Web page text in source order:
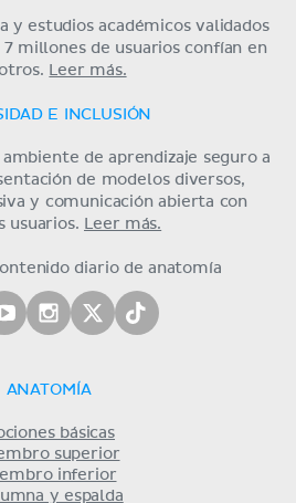
y estudios académicos validados
millones de usuarios confían en
Leer más.
E INCLUSIÓN
de aprendizaje seguro a
de modelos diversos,
y comunicación abierta con
usuarios.
Leer más.
diario de anatomía
ANATOMÍA
básicas
superior
inferior
y espalda